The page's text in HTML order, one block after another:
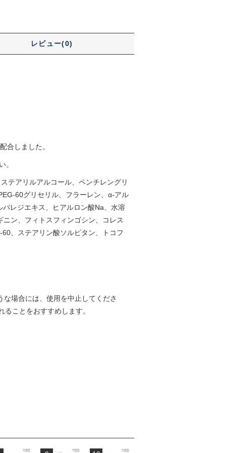
レビュー(0)
合しました。
。
テアリルアルコール、ペンチレングリ
60グリセリル、フラーレン、α-アル
レジエキス、ヒアルロン酸Na、水溶
ン、フィトスフィンゴシン、コレス
、ステアリン酸ソルビタン、トコフ
場合には、使用を中止してくださ
ことをおすすめします。